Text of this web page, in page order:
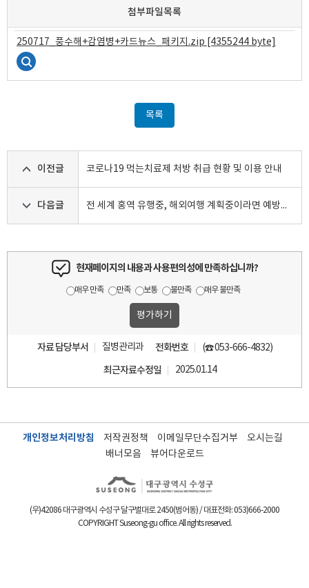
첨부파일목록
250717_풍수해+감염병+카드뉴스_패키지.zip [4355244 byte]
목록
이전글 코로나19 먹는치료제 처방 취급 현황 및 이용 안내
다음글 전 세계 홍역 유행중, 해외여행 계획중이라면 예방접종 꼭 챙기세요!
현재페이지의 내용과 사용편의성에 만족하십니까?
매우 만족 만족 보통 불만족 매우 불만족
자료 담당부서 질병관리과 전화번호 (☎ 053-666-4832)
최근자료수정일 2025.01.14
개인정보처리방침 저작권정책 이메일무단수집거부
오시는길
배너모음
뷰어다운로드
(우)42086 대구광역시 수성구 달구벌대로 2450(범어동) / 대표전화:053)666-2000
COPYRIGHT Suseong-gu office. All rights reserved.